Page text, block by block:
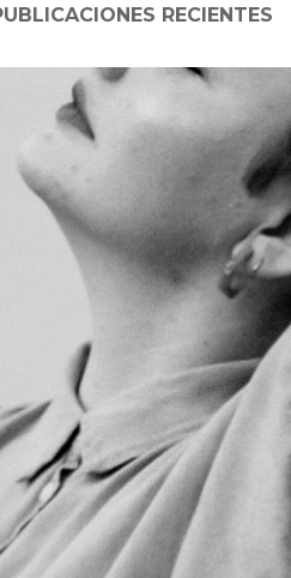
RECIENTES